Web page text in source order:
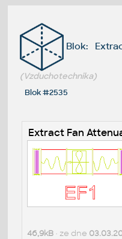
Blok:
(Vzduchotechnika)
Blok #2535
Extract Fan
46,9kB• ze dne